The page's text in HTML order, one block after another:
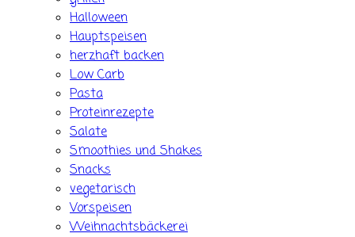
Halloween
Hauptspeisen
herzhaft backen
Low Carb
Pasta
Proteinrezepte
Salate
Smoothies und Shakes
Snacks
vegetarisch
Vorspeisen
Weihnachtsbäckerei